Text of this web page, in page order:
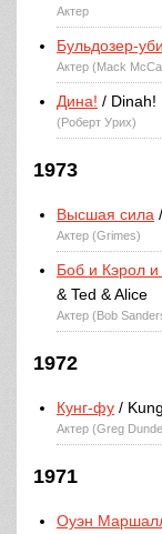
Актер
Бульдозер-
Актер (Mack
Дина! / Dinah!
(Роберт Урих)
1973
Высшая сила
Актер (Grimes)
Боб и Кэрол
& Ted & Alice
Актер (Bob
1972
Кунг-фу /
Актер (Greg
1971
Оуэн